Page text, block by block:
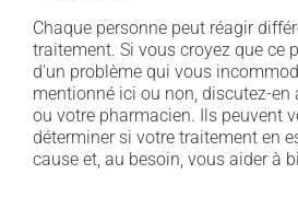
Chaque personne peut réagir
traitement. Si vous croyez que ce
d'un problème qui vous
mentionné ici ou non, discutez-en
ou votre pharmacien. Ils peuvent
déterminer si votre traitement en
cause et, au besoin, vous aider à